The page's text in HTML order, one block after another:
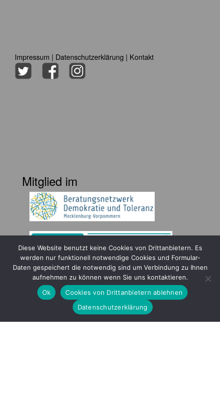
Impressum | Datenschutzerklärung | Kontakt
Mitglied im
Gefördert durch
Diese Website benutzt keine Cookies von Drittanbietern. Es
werden nur funktionell notwendige Cookies und Formular-
Daten gespeichert die notwendig sind um Verbindung zu Ihnen
aufnehmen zu können wenn Sie uns kontaktieren.
Ok
Cookies von Drittanbietern ablehnen
Datenschutzerklärung